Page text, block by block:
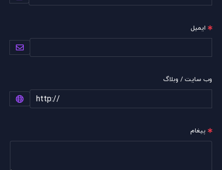
ایمیل
وب سایت / وبلاگ
پیغام